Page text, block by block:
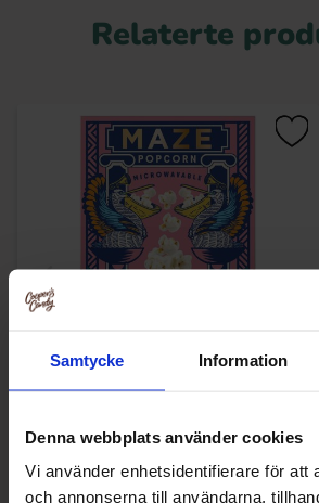
Samtycke Information
Denna webbplats använder cookies
Vi använder enhetsidentifierare för att
och annonserna till användarna,
Relaterte
MAZE Popcorn Cinema Butter 3-pack
46.90 kr